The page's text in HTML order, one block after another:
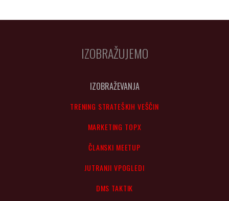
IZOBRAŽUJEMO
IZOBRAŽEVANJA
TRENING STRATEŠKIH VEŠČIN
MARKETING TOPX
ČLANSKI MEETUP
JUTRANJI VPOGLEDI
DMS TAKTIK